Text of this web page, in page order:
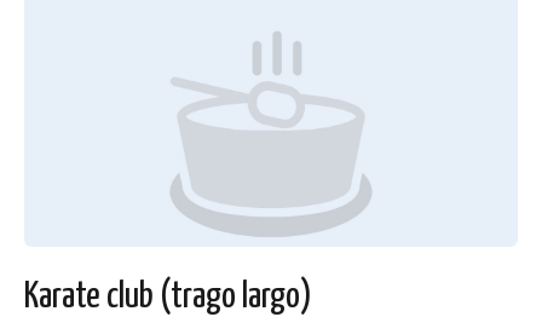
Karate club (trago largo)